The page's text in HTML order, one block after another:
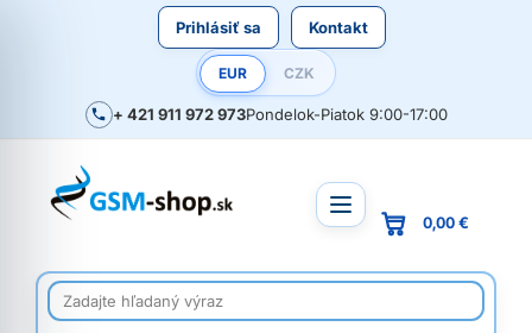
Prihlásiť sa Kontakt
EUR CZK
+ 421 911 972 973Pondelok-Piatok 9:00-17:00
0,00 €